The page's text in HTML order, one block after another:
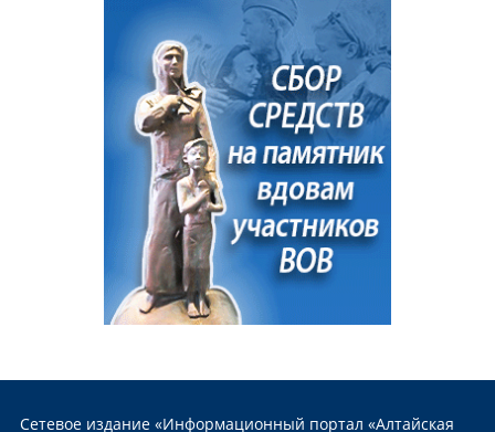
Сетевое издание «Информационный портал «Алтайская